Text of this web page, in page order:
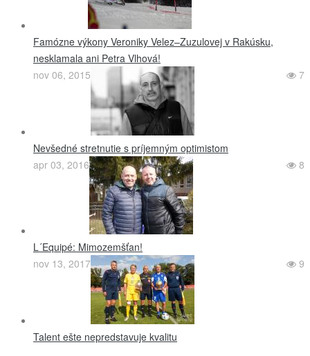
Famózne výkony Veroniky Velez–Zuzulovej v Rakúsku,
nesklamala ani Petra Vlhová!
nov 06, 2015
7
Nevšedné stretnutie s príjemným optimistom
apr 03, 2016
8
L´Equipé: Mimozemšťan!
nov 13, 2017
9
Talent ešte nepredstavuje kvalitu